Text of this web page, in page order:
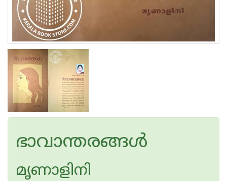
ഭാവാന്തരങ്ങൾ
മൃണാളിനി